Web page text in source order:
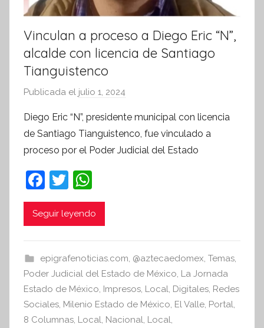
Vinculan a proceso a Diego Eric “N”,
alcalde con licencia de Santiago
Tianguistenco
Publicada el julio 1, 2024
r
S
í
I
n
f
o
r
Diego Eric “N”, presidente municipal con licencia
de Santiago Tianguistenco, fue vinculado a
proceso por el Poder Judicial del Estado
F
a
c
b
o
o
k
T
w
itt
h
at
A
p
p
Seguir leyendo
epigrafenoticias.com, @aztecaedomex, Temas,
Poder Judicial del Estado de México, La Jornada
Estado de México, Impresos, Local, Digitales, Redes
Sociales, Milenio Estado de México, El Valle, Portal,
8 Columnas, Local, Nacional, Local,